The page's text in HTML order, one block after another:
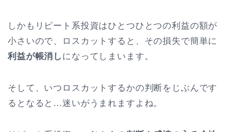
しかもリピート系投資はひとつひとつの利益の額が
小さいので、ロスカットすると、その損失で簡単に
利益が帳消し になってしまいます。
そして、いつロスカットするかの判断をじぶんです
るとなると…迷いがうまれますよね。